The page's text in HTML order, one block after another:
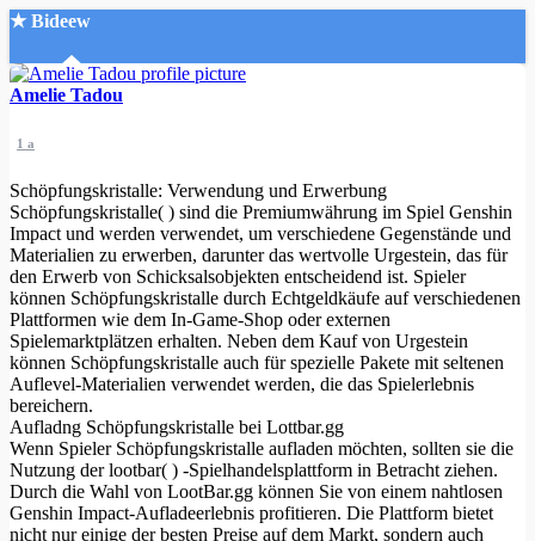
★ Bideew
Accueil
Recherche Avancée
Mon compte
Connexion
Créer un compte
Mode nuit
Amelie Tadou
1 a
Schöpfungskristalle: Verwendung und Erwerbung
Schöpfungskristalle( ) sind die Premiumwährung im Spiel Genshin
Impact und werden verwendet, um verschiedene Gegenstände und
Materialien zu erwerben, darunter das wertvolle Urgestein, das für
den Erwerb von Schicksalsobjekten entscheidend ist. Spieler
können Schöpfungskristalle durch Echtgeldkäufe auf verschiedenen
Plattformen wie dem In-Game-Shop oder externen
Spielemarktplätzen erhalten. Neben dem Kauf von Urgestein
können Schöpfungskristalle auch für spezielle Pakete mit seltenen
Auflevel-Materialien verwendet werden, die das Spielerlebnis
bereichern.
Aufladng Schöpfungskristalle bei Lottbar.gg
Wenn Spieler Schöpfungskristalle aufladen möchten, sollten sie die
Nutzung der lootbar( ) -Spielhandelsplattform in Betracht ziehen.
Durch die Wahl von LootBar.gg können Sie von einem nahtlosen
Genshin Impact-Aufladeerlebnis profitieren. Die Plattform bietet
nicht nur einige der besten Preise auf dem Markt, sondern auch